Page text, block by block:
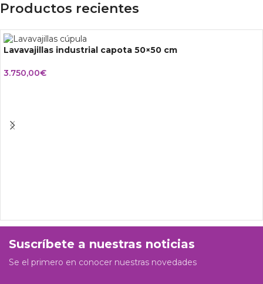
Productos recientes
Lavavajillas industrial capota 50×50 cm
3.750,00€
Suscríbete a nuestras noticias
Se el primero en conocer nuestras novedades